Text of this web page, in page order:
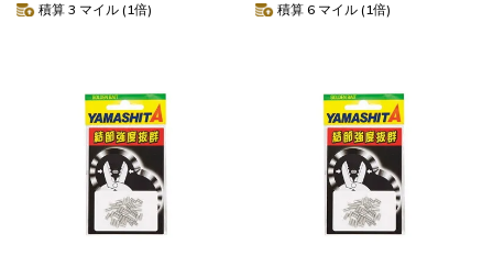
積算 3 マイル (1倍) 積算 6 マイル (1倍)